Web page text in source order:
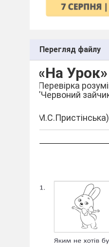
Перегляд файлу
«На Урок»
Перевірка
"Червоний
М.С.Пристінська)